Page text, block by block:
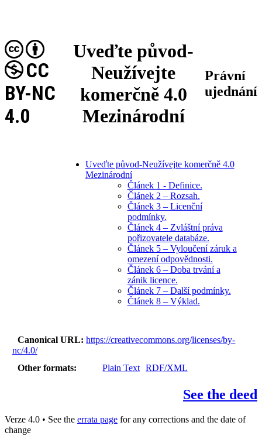
Uveďte původ-
Neužívejte
komerčně 4.0
Mezinárodní
CC
BY-NC
4.0
Právní
ujednání
Uveďte původ-Neužívejte komerčně 4.0
Mezinárodní
Článek 1 - Definice.
Článek 2 – Rozsah.
Článek 3 – Licenční
podmínky.
Článek 4 – Zvláštní práva
pořizovatele databáze.
Článek 5 – Vyloučení záruk a
omezení odpovědnosti.
Článek 6 – Doba trvání a
zánik licence.
Článek 7 – Další podmínky.
Článek 8 – Výklad.
Canonical URL
https://creativecommons.org/licenses/by-
nc/4.0/
Other formats
Plain Text RDF/XML
See the deed
Verze 4.0 • See the errata page for any corrections and the date of
change